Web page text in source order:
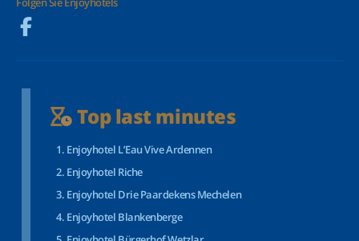
Top last minutes
Enjoyhotel L’Eau Vive Ardennen
Enjoyhotel Riche
Enjoyhotel Drie Paardekens Mechelen
Enjoyhotel Blankenberge